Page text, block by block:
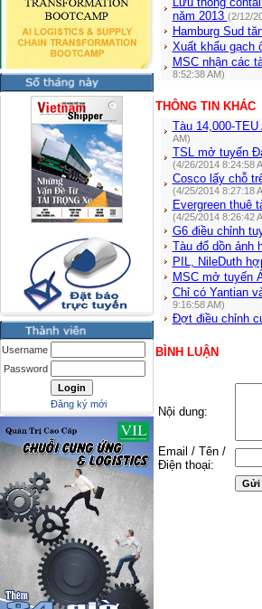
Username
Password
Đăng ký mới
năm 2013 (2/12/
Hamburg Sud
Xuất khẩu gạch
MSC nhận các
8:52:38 AM)
THÔNG TIN KHÁC
Tàu 14,000-
AM)
TSL mở tuyến
(4/26/2014 8:24:58
Cosco lấy chỗ
(4/25/2014 8:27:18
Evergreen thuê
(4/25/2014 8:26:42
G6 điều chỉnh
Tàu đổ dồn ảnh
PIL, NileDuth
MSC mở tuyến
Chỉ có Yantian
9:16:58 AM)
Đợt điều chỉnh
BÌNH LUẬN
Nội dung:
Email / Tên /
Điện thoại: